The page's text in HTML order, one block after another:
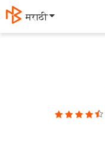
मराठी